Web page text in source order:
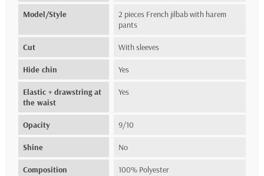
Model/Style
2 pieces French jilbab with harem
pants
Cut With sleeves
Hide chin Yes
Elastic + drawstring at
the waist
Yes
Opacity 9/10
Shine No
Composition 100% Polyester